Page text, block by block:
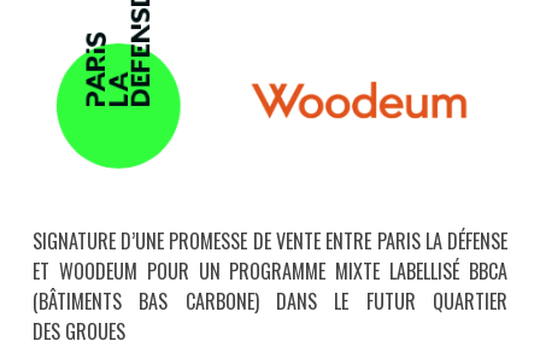
SIGNATURE D’UNE PROMESSE DE VENTE ENTRE PARIS LA DÉFENSE
ET WOODEUM POUR UN PROGRAMME MIXTE LABELLISÉ BBCA
(BÂTIMENTS BAS CARBONE) DANS LE FUTUR QUARTIER
DES GROUES